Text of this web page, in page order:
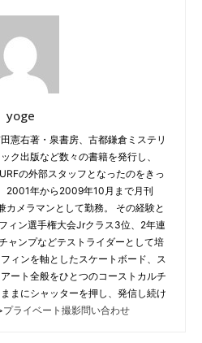
yoge
憲右著・泉書房、古都鎌倉ミステリ
ク出版など数々の書籍を発行し、
の外部スタッフとなったのをきっ
2001年から2009年10月まで月刊
カメラマンとして勤務。 その経験と
ィン選手権大会Jrクラス3位、2年連
ャンプなどテストライダーとして培
ィンを軸としたスケートボード、ス
ート全般をひとつのコーストカルチ
まにシャッターを押し、発信し続け
プライベート撮影問い合わせ